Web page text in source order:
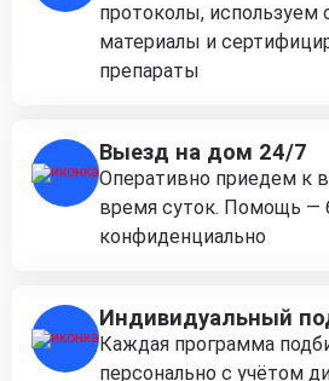
протоколы, используем
материалы и
препараты
Выезд на дом 24/7
Оперативно приедем к
время суток. Помощь —
конфиденциально
Индивидуальный
Каждая программа
персонально с учётом